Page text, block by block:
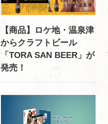
【商品】ロケ地・温泉津
からクラフトビール
「TORA SAN BEER」が
発売！